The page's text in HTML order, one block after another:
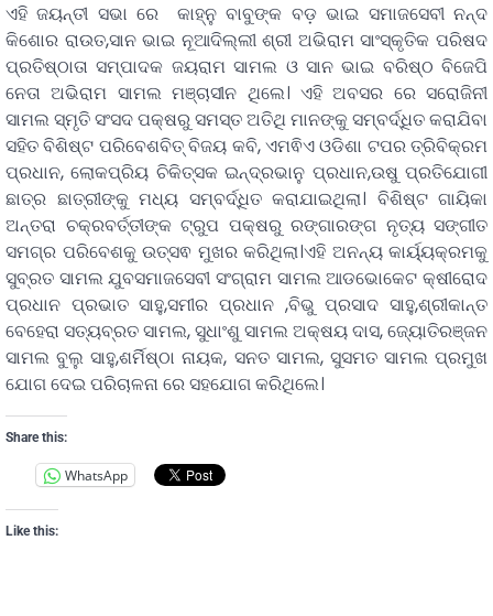
ଏହି ଜୟନ୍ତୀ ସଭା ରେ କାହ୍ନୁ ବାବୁଙ୍କ ବଡ଼ ଭାଇ ସମାଜସେବୀ ନନ୍ଦ
କିଶୋର ରାଉତ,ସାନ ଭାଇ ନୂଆଦିଲ୍ଲୀ ଶ୍ରୀ ଅଭିରାମ ସାଂସ୍କୃତିକ ପରିଷଦ
ପ୍ରତିଷ୍ଠାତା ସମ୍ପାଦକ ଜୟରାମ ସାମଲ ଓ ସାନ ଭାଇ ବରିଷ୍ଠ ବିଜେପି
ନେତା ଅଭିରାମ ସାମଲ ମଞ୍ଚାସୀନ ଥିଲେ। ଏହି ଅବସର ରେ ସରୋଜିନୀ
ସାମଲ ସ୍ମୃତି ସଂସଦ ପକ୍ଷରୁ ସମସ୍ତ ଅତିଥି ମାନଙ୍କୁ ସମ୍ବର୍ଦ୍ଧିତ କରାଯିବା
ସହିତ ବିଶିଷ୍ଟ ପରିବେଶବିତ୍ ବିଜୟ କବି, ଏମଵିଏ ଓଡିଶା ଟପର ତ୍ରିବିକ୍ରମ
ପ୍ରଧାନ, ଲୋକପ୍ରିୟ ଚିକିତ୍ସକ ଇନ୍ଦ୍ରଭାନୁ ପ୍ରଧାନ,ଉଷୁ ପ୍ରତିଯୋଗୀ
ଛାତ୍ର ଛାତ୍ରୀଙ୍କୁ ମଧ୍ୟ ସମ୍ବର୍ଦ୍ଧିତ କରାଯାଇଥିଲା। ବିଶିଷ୍ଟ ଗାୟିକା
ଅନ୍ତରା ଚକ୍ରବର୍ତ୍ତୀଙ୍କ ଟ୍ରୁପ ପକ୍ଷରୁ ରଙ୍ଗାରଙ୍ଗ ନୃତ୍ୟ ସଙ୍ଗୀତ
ସମଗ୍ର ପରିବେଶକୁ ଉତ୍ସଵ ମୁଖର କରିଥିଲା।ଏହି ଅନନ୍ୟ କାର୍ୟ୍ୟକ୍ରମକୁ
ସୁବ୍ରତ ସାମଲ ଯୁବସମାଜସେବୀ ସଂଗ୍ରାମ ସାମଲ ଆଡଭୋକେଟ କ୍ଷୀରୋଦ
ପ୍ରଧାନ ପ୍ରଭାତ ସାହୁ,ସମୀର ପ୍ରଧାନ ,ବିଭୁ ପ୍ରସାଦ ସାହୁ,ଶ୍ରୀକାନ୍ତ
ବେହେରା ସତ୍ୟବ୍ରତ ସାମଲ, ସୁଧାଂଶୁ ସାମଲ ଅକ୍ଷୟ ଦାସ, ଜ୍ୟୋତିରଞ୍ଜନ
ସାମଲ ବୁଲୁ ସାହୁ,ଶର୍ମିଷ୍ଠା ନାୟକ, ସନତ ସାମଲ, ସୁସମତ ସାମଲ ପ୍ରମୁଖ
ଯୋଗ ଦେଇ ପରିଚାଳନା ରେ ସହଯୋଗ କରିଥିଲେ।
Share this:
WhatsApp
Like this: